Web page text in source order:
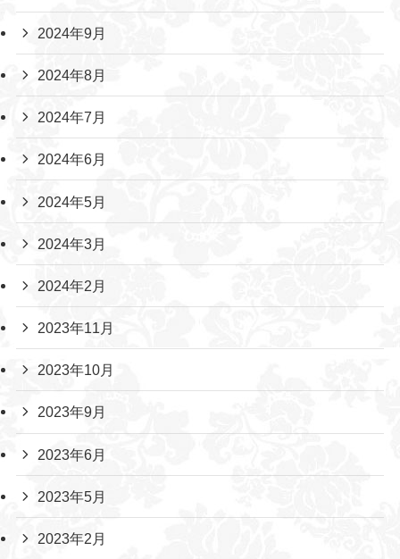
2024年9月
2024年8月
2024年7月
2024年6月
2024年5月
2024年3月
2024年2月
2023年11月
2023年10月
2023年9月
2023年6月
2023年5月
2023年2月